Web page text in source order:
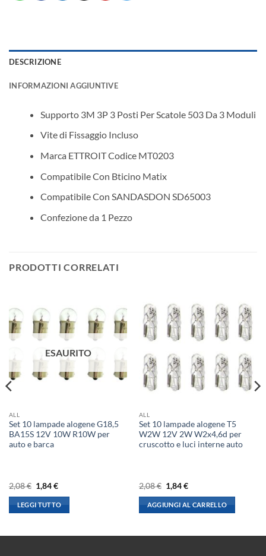
DESCRIZIONE
INFORMAZIONI AGGIUNTIVE
Supporto 3M 3P 3 Posti Per Scatole 503 Da 3 Moduli
Vite di Fissaggio Incluso
Marca ETTROIT Codice MT0203
Compatibile Con Bticino Matix
Compatibile Con SANDASDON SD65003
Confezione da 1 Pezzo
PRODOTTI CORRELATI
ESAURITO
ALL
Set 10 lampade alogene G18,5
BA15S 12V 10W R10W per
auto e barca
2,08€ Il
prezzo
originale
era:
2,08 €.
1,84€Il
attuale
è:
1,84 €.
LEGGI TUTTO
ALL
Set 10 lampade alogene T5
W2W 12V 2W W2x4,6d per
cruscotto e luci interne auto
2,08€ Il
prezzo
originale
era:
2,08 €.
1,84€Il
attuale
è:
1,84 €.
AGGIUNGI AL CARRELLO